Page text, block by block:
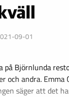
09-01
på Björnlunda
och andra. Emma
säger att det